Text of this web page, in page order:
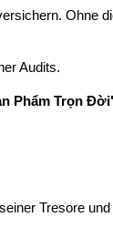
Ohne
Audits.
Phẩm Trọn
Tresore